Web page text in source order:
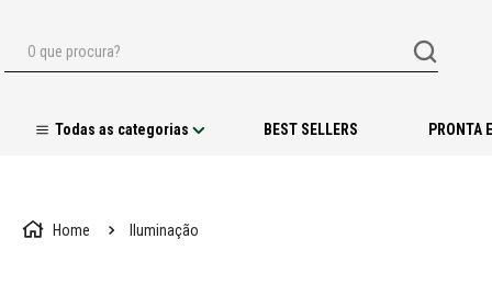
O que procura?
BEST SELLERS PRONTA
Iluminação